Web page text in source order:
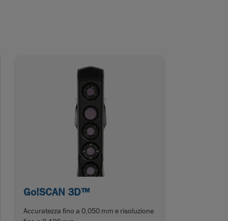
Go!SCAN 3D™
Accuratezza fino a 0,050 mm e risoluzione